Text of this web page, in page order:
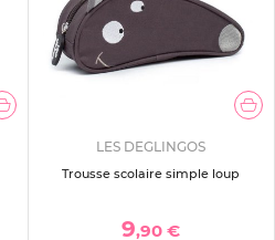
LES DEGLINGOS
Trousse scolaire simple loup
9,90 €